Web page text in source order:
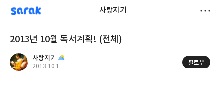
sarak 사랑지기
2013년 10월 독서계획! (전체)
사랑지기
작
2013.10.1
팔로우